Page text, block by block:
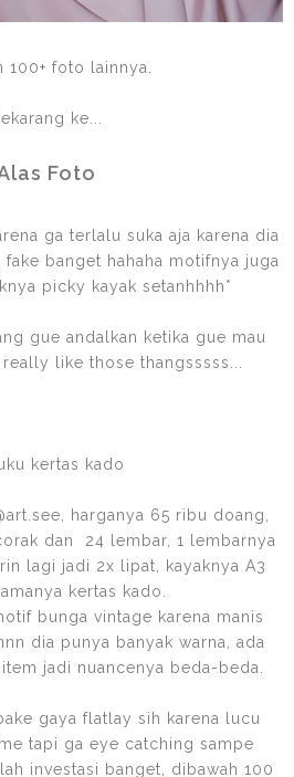
100+ foto lainnya.
ke...
Foto
ga terlalu suka aja karena dia
banget hahaha motifnya juga
picky kayak setanhhhh*
gue andalkan ketika gue mau
like those thangsssss...
kertas kado
harganya 65 ribu doang,
dan 24 lembar, 1 lembarnya
lagi jadi 2x lipat, kayaknya A3
kertas kado.
bunga vintage karena manis
dia punya banyak warna, ada
jadi nuancenya beda-beda.
gaya flatlay sih karena lucu
tapi ga eye catching sampe
investasi banget, dibawah 100